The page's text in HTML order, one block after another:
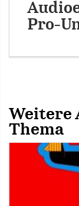
Pro-
Weitere
Thema